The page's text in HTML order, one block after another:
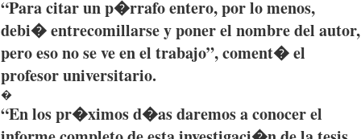
“Paracitarunp�rrafoentero,porlomenos,
debi�entrecomillarseyponerel nombredel autor,
peroesono seveen el trabajo”,coment�el
profesoruniversitario.
�
“En lospr�ximosd�asdaremosaconocerel